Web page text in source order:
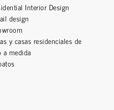
Interior Design
design
y casas residenciales de
a medida